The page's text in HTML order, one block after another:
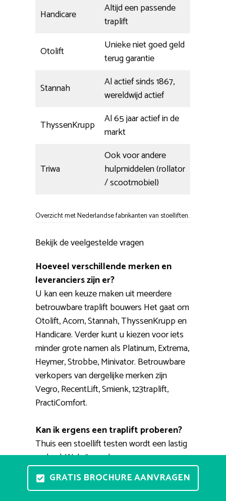
Handicare
Altijd een passende
traplift
Otolift
Unieke niet goed geld
terug garantie
Stannah
Al actief sinds 1867,
wereldwijd actief
ThyssenKrupp
Al 65 jaar actief in de
markt
Triwa
Ook voor andere
hulpmiddelen (rollator
/ scootmobiel)
Overzicht met Nederlandse fabrikanten van stoelliften.
Bekijk de veelgestelde vragen
Hoeveel verschillende merken en
leveranciers zijn er?
U kan een keuze maken uit meerdere
betrouwbare traplift bouwers Het gaat om
Otolift, Acorn, Stannah, ThyssenKrupp en
Handicare. Verder kunt u kiezen voor iets
minder grote namen als Platinum, Extrema,
Heymer, Strobbe, Minivator. Betrouwbare
verkopers van dergelijke merken zijn
Vegro, RecentLift, Smienk, 123traplift,
PractiComfort.
Kan ik ergens een traplift proberen?
Thuis een stoellift testen wordt een lastig
verhaal. Wel zijn er showrooms waar u ze
in detail kunt bekijken en waar u de
bediening eens zelf kunt uitproberen. Een
GRATIS BROCHURE AANVRAGEN